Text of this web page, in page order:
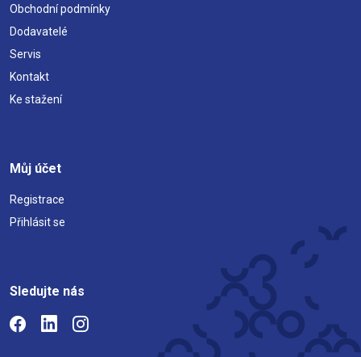
Obchodní podmínky
Dodavatelé
Servis
Kontakt
Ke stažení
Můj účet
Registrace
Přihlásit se
Sledujte nás